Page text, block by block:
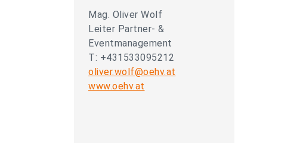
Mag. Oliver Wolf
Leiter Partner- &
Eventmanagement
T: +431533095212
oliver.wolf@oehv.at
www.oehv.at